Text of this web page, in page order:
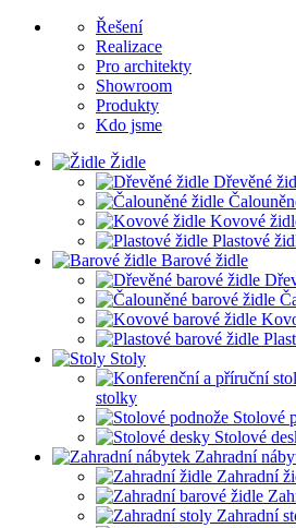
Řešení
Realizace
Pro architekty
Showroom
Produkty
Kdo jsme
Židle
Dřevěné
Kovové
Plastové
Barové židle
Stoly
stolky
Stolové
Stolové
Zahradní
Zahradní
Zahradní